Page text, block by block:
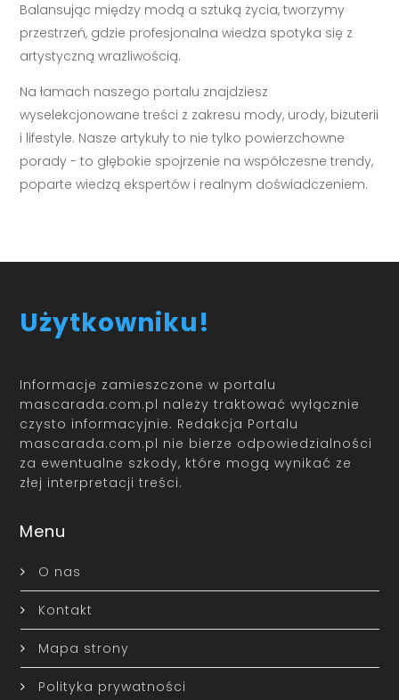
Balansując między modą a sztuką życia, tworzymy
przestrzeń, gdzie profesjonalna wiedza spotyka się z
artystyczną wrażliwością.
Na łamach naszego portalu znajdziesz
wyselekcjonowane treści z zakresu mody, urody, biżuterii
i lifestyle. Nasze artykuły to nie tylko powierzchowne
porady - to głębokie spojrzenie na współczesne trendy,
poparte wiedzą ekspertów i realnym doświadczeniem.
Użytkowniku!
Informacje zamieszczone w portalu
mascarada.com.pl należy traktować wyłącznie
czysto informacyjnie. Redakcja Portalu
mascarada.com.pl nie bierze odpowiedzialności
za ewentualne szkody, które mogą wynikać ze
złej interpretacji treści.
Menu
O nas
Kontakt
Mapa strony
Polityka prywatności